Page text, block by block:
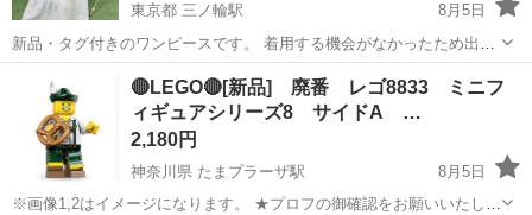
東京都 三ノ輪駅
8月5日
新品・タグ付きのワンピースです。 着用する機会がなかったため出品
いたします。 フリルデザインとドット柄がとても可愛く、夏にぴった
りの一枚です。ロング丈で上品な印象があり、普段使いからお出かけ
まで幅広く着ていただけます。 ...
三ノ輪駅 ワンピース
🔴LEGO🔴[新品] 廃番 レゴ8833 ミニフ
ィギュアシリーズ8 サイドA …
2,180円
神奈川県 たまプラーザ駅
8月5日
※画像1,2はイメージになります。 ★プロフの御確認をお願いいたしま